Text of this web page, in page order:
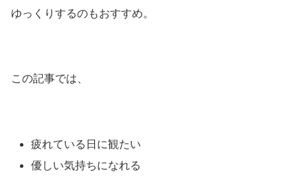
ゆっくりするのもおすすめ。
この記事では、
疲れている日に観たい
優しい気持ちになれる